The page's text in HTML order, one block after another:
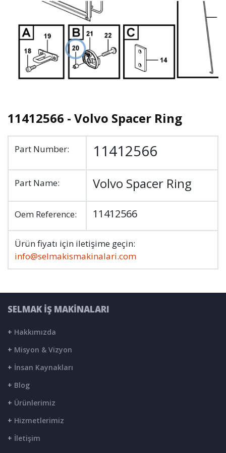
11412566 - Volvo Spacer Ring
Part Number: 11412566
Part Name: Volvo Spacer Ring
Oem Reference: 11412566
Ürün fiyatı için iletişime geçin:
info@selmakismakinalari.com
SELMAK İŞ MAKİNALARI
+ Hakkımızda
+ Misyon & Vizyon
+ İnsan Kaynakları
+ Blog
+ Ürünlerimiz
+ Hizmetlerimiz
+ İletişim